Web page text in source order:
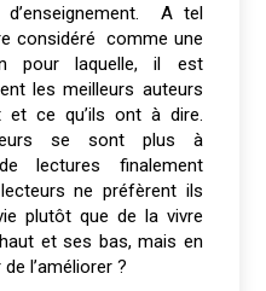
A tel
considéré comme une
pour laquelle, il est
les meilleurs auteurs
et ce qu’ils ont à dire.
se sont plus à
lectures finalement
ne préfèrent ils
plutôt que de la vivre
et ses bas, mais en
l’améliorer ?